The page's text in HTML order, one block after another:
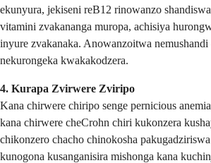
ekunyura, jekiseni reB12 rinowanzo
vitamini zvakananga muropa, achisiya
inyure zvakanaka. Anowanzoitwa
nekurongeka kwakakodzera.
4. Kurapa Zvirwere Zviripo
Kana chirwere chiripo senge pernicious
kana chirwere cheCrohn chiri kukonzera
chikonzero chacho chinokosha
kunogona kusanganisira mishonga kana